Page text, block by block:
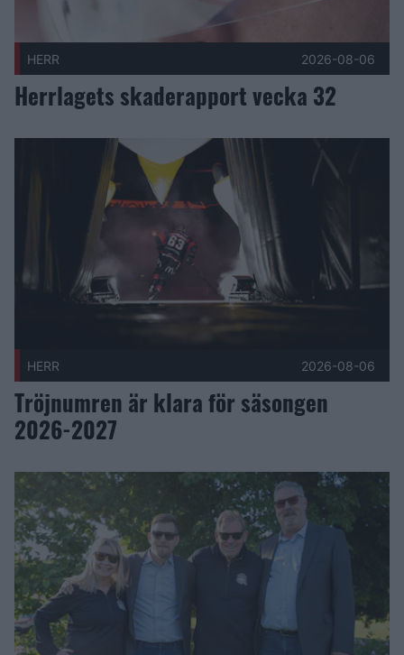
HERR 2026-08-06
Herrlagets skaderapport vecka 32
Tröjnumren är klara för säsongen 2026-2027 Publicerad
HERR 2026-08-06
Tröjnumren är klara för säsongen
2026-2027
Avloppsjouren blir ny huvudpartner till Malmö Redhawks